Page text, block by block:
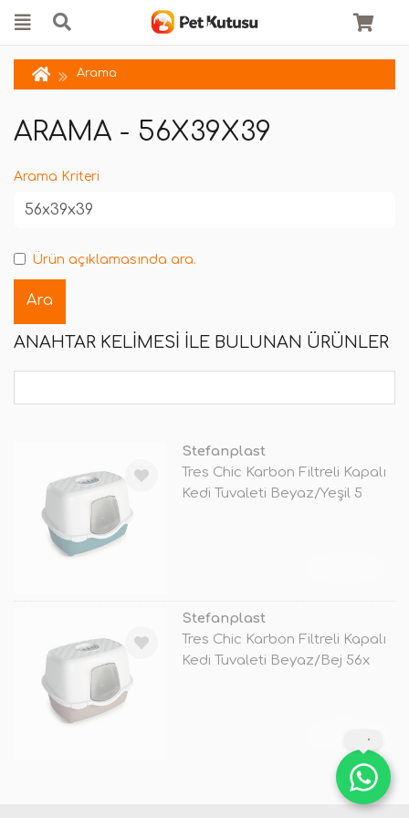
Arama
ARAMA - 56X39X39
Arama Kriteri
Ürün açıklamasında ara.
ANAHTAR KELIMESI ILE BULUNAN ÜRÜNLER
Stefanplast
Tres Chic Karbon Filtreli Kapalı
Kedi Tuvaleti Beyaz/Yeşil 5
Stefanplast
Tres Chic Karbon Filtreli Kapalı
Kedi Tuvaleti Beyaz/Bej 56x
TÜKENDİ